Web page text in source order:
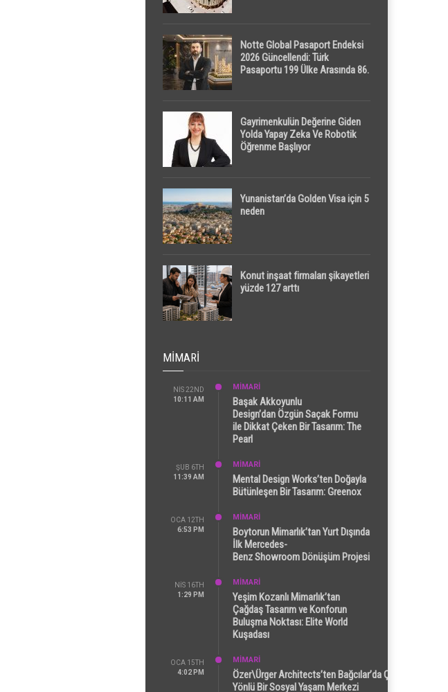
Notte Global Pasaport Endeksi
2026 Güncellendi: Türk
Pasaportu 199 Ülke Arasında 86.
Gayrimenkulün Değerine Giden
Yolda Yapay Zeka Ve Robotik
Öğrenme Başlıyor
Yunanistan’da Golden Visa için 5
neden
Konut inşaat firmaları şikayetleri
yüzde 127 arttı
MIMARI
NIS 22ND
10:11 AM
MİMARİ
Başak Akkoyunlu
Design’dan Özgün Saçak Formu
ile Dikkat Çeken Bir Tasarım: The
Pearl
ŞUB 6TH
11:39 AM
MİMARİ
Mental Design Works’ten Doğayla
Bütünleşen Bir Tasarım: Greenox
OCA 12TH
6:53 PM
MİMARİ
Boytorun Mimarlık’tan Yurt Dışında
İlk Mercedes-
Benz Showroom Dönüşüm Projesi
NIS 16TH
1:29 PM
MİMARİ
Yeşim Kozanlı Mimarlık’tan
Çağdaş Tasarım ve Konforun
Buluşma Noktası: Elite World
Kuşadası
OCA 15TH
4:02 PM
MİMARİ
Özer\Ürger Architects’ten Bağcılar’da Çok
Yönlü Bir Sosyal Yaşam Merkezi